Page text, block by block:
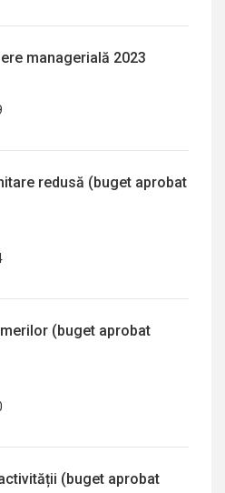
managerială 2023
redusă (buget aprobat
(buget aprobat
(buget aprobat